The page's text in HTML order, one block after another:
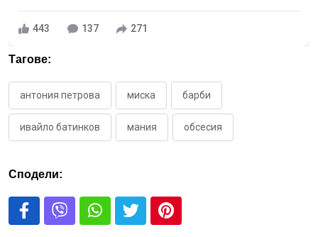
443 137 271
Тагове:
антония петрова миска барби
ивайло батинков мания обсесия
Сподели: